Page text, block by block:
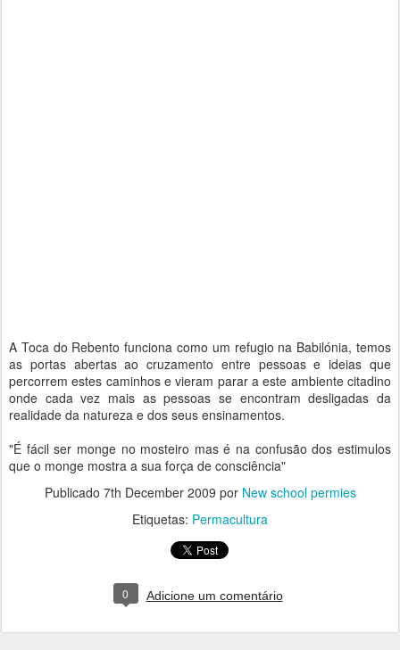
A Toca do Rebento funciona como um refugio na Babilónia, temos
as portas abertas ao cruzamento entre pessoas e ideias que
percorrem estes caminhos e vieram parar a este ambiente citadino
onde cada vez mais as pessoas se encontram desligadas da
realidade da natureza e dos seus ensinamentos.
"É fácil ser monge no mosteiro mas é na confusão dos estimulos
que o monge mostra a sua força de consciência"
Publicado 7th December 2009 por New school permies
Etiquetas: Permacultura
0 Adicione um comentário